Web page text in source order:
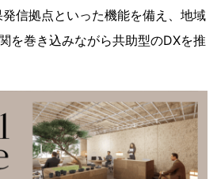
信拠点といった機能を備え、地域
を巻き込みながら共助型のDXを推